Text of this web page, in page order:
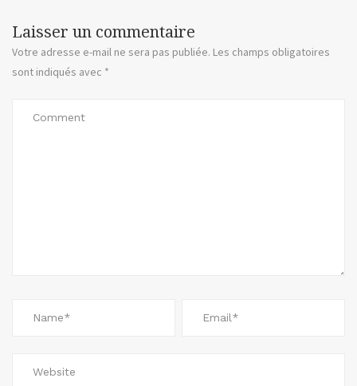
Laisser un commentaire
Votre adresse e-mail ne sera pas publiée. Les champs obligatoires
sont indiqués avec *